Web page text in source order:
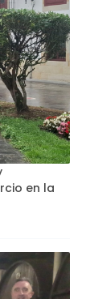
en la